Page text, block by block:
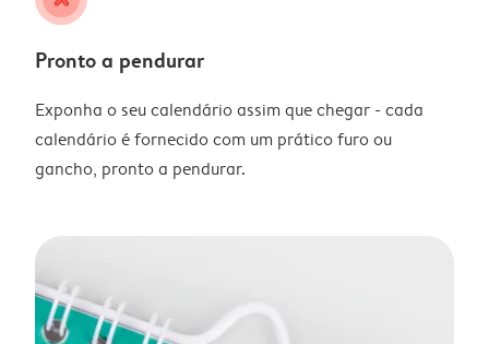
Pronto a pendurar
Exponha o seu calendário assim que chegar - cada
calendário é fornecido com um prático furo ou
gancho, pronto a pendurar.